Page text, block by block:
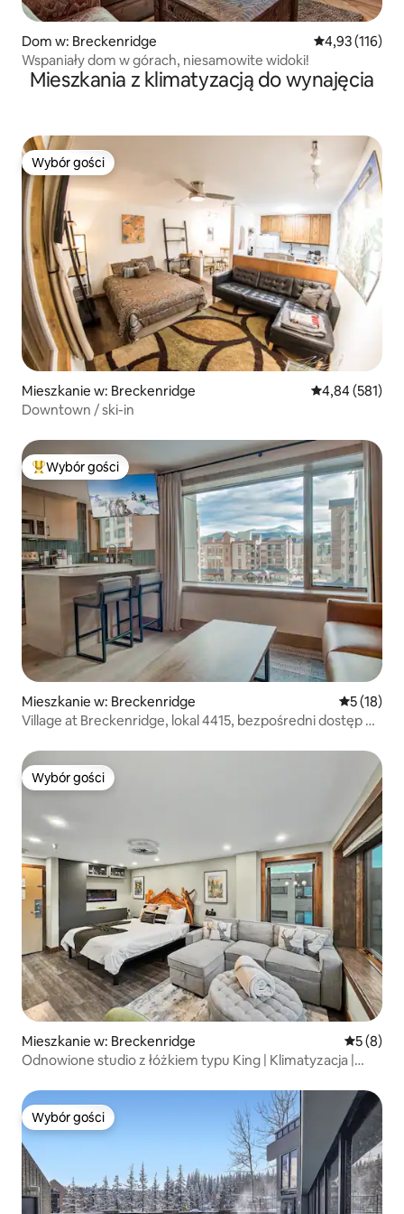
Dom w: Breckenridge Średnia
4,93 (116)
Wspaniały dom w górach, niesamowite widoki!
Mieszkania z klimatyzacją do wynajęcia
Wybór gości
Wybór gości
Mieszkanie w: Breckenridge Średnia
4,84 (581)
Downtown / ski-in
Najpopularniejsze z kategorii Wybór gości
Wybór gości
Mieszkanie w: Breckenridge Średnia
5 (18)
Village at Breckenridge, lokal 4415, bezpośredni dostęp do
Wybór gości
Wybór gości
Mieszkanie w: Breckenridge Średnia
5 (8)
Odnowione studio z łóżkiem typu King | Klimatyzacja |
Wybór gości
Wybór gości